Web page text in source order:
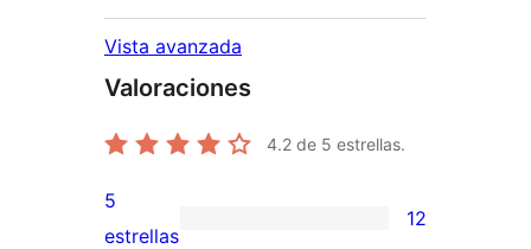
Vista avanzada
Valoraciones
4.2 de 5 estrellas.
12
5
estrellas
12